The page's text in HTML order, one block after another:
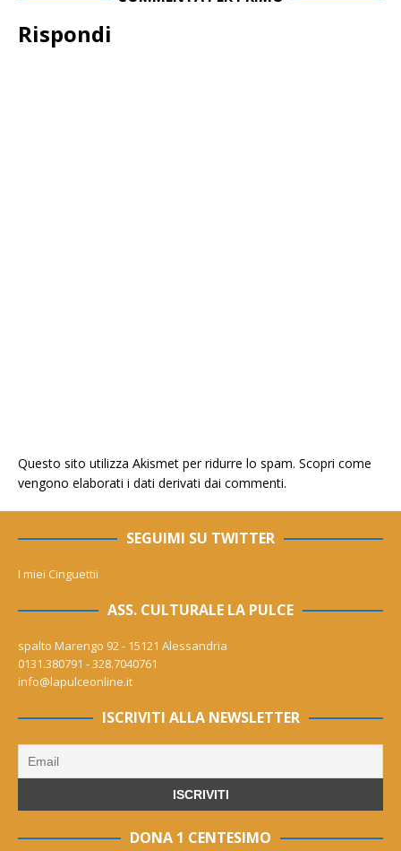
Rispondi
Questo sito utilizza Akismet per ridurre lo spam. Scopri come
vengono elaborati i dati derivati dai commenti.
SEGUIMI SU TWITTER
I miei Cinguettii
ASS. CULTURALE LA PULCE
spalto Marengo 92 - 15121 Alessandria
0131.380791 - 328.7040761
info@lapulceonline.it
ISCRIVITI ALLA NEWSLETTER
DONA 1 CENTESIMO